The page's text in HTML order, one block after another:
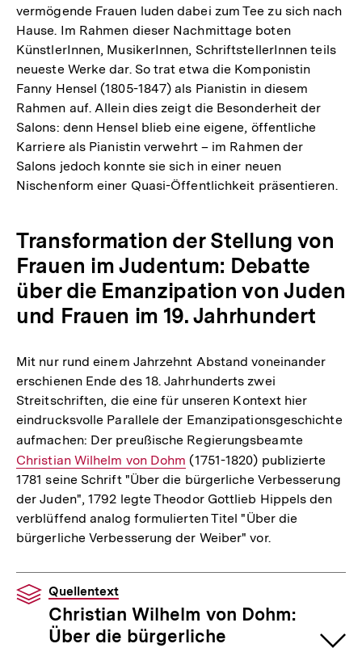
vermögende Frauen luden dabei zum Tee zu sich nach
Hause. Im Rahmen dieser Nachmittage boten
KünstlerInnen, MusikerInnen, SchriftstellerInnen teils
neueste Werke dar. So trat etwa die Komponistin
Fanny Hensel (1805-1847) als Pianistin in diesem
Rahmen auf. Allein dies zeigt die Besonderheit der
Salons: denn Hensel blieb eine eigene, öffentliche
Karriere als Pianistin verwehrt – im Rahmen der
Salons jedoch konnte sie sich in einer neuen
Nischenform einer Quasi-Öffentlichkeit präsentieren.
Transformation der Stellung von
Frauen im Judentum: Debatte
über die Emanzipation von Juden
und Frauen im 19. Jahrhundert
Mit nur rund einem Jahrzehnt Abstand voneinander
erschienen Ende des 18. Jahrhunderts zwei
Streitschriften, die eine für unseren Kontext hier
eindrucksvolle Parallele der Emanzipationsgeschichte
aufmachen: Der preußische Regierungsbeamte
Link:
Christian Wilhelm von Dohm (1751-1820) publizierte
1781 seine Schrift "Über die bürgerliche Verbesserung
der Juden", 1792 legte Theodor Gottlieb Hippels den
verblüffend analog formulierten Titel "Über die
bürgerliche Verbesserung der Weiber" vor.
Quellentext
Christian Wilhelm von Dohm:
Über die bürgerliche